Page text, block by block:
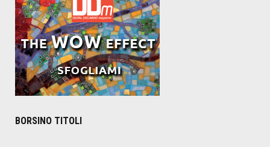
BORSINO TITOLI